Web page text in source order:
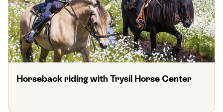
Horseback riding with Trysil Horse Center